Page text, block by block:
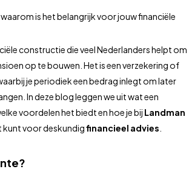
is het belangrijk voor jouw financiële
constructie die veel Nederlanders helpt om
op te bouwen. Het is een verzekering of
je periodiek een bedrag inlegt om later
In deze blog leggen we uit wat een
voordelen het biedt en hoe je bij Landman
kunt voor deskundigfinancieel advies